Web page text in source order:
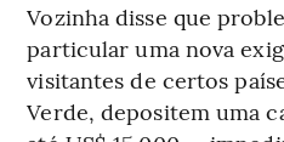
Vozinha disse que
particular uma nova
visitantes de certos
Verde, depositem uma